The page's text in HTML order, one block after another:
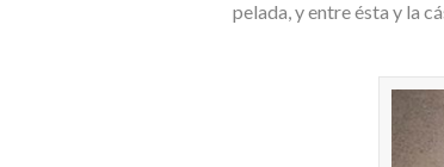
pelada, y entre ésta y la